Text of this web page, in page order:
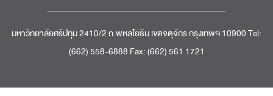
มหาวิทยาลัยศรีปทุม 2410/2 ถ.พหลโยธิน เขตจตุจักร กรุงเทพฯ 10900 Tel:
(662) 558-6888 Fax: (662) 561 1721